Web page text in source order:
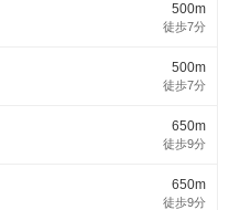
500m
徒歩7分
500m
徒歩7分
650m
徒歩9分
650m
徒歩9分